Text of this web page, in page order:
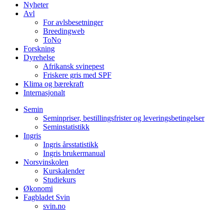
Nyheter
Avl
For avlsbesetninger
Breedingweb
ToNo
Forskning
Dyrehelse
Afrikansk svinepest
Friskere gris med SPF
Klima og bærekraft
Internasjonalt
Semin
Seminpriser, bestillingsfrister og leveringsbetingelser
Seminstatistikk
Ingris
Ingris årsstatistikk
Ingris brukermanual
Norsvinskolen
Kurskalender
Studiekurs
Økonomi
Fagbladet Svin
svin.no